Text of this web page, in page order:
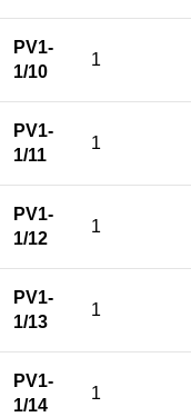
PV1-
1/10
1
PV1-
1/11
1
PV1-
1/12
1
PV1-
1/13
1
PV1-
1/14
1